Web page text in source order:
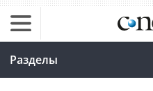
Разделы